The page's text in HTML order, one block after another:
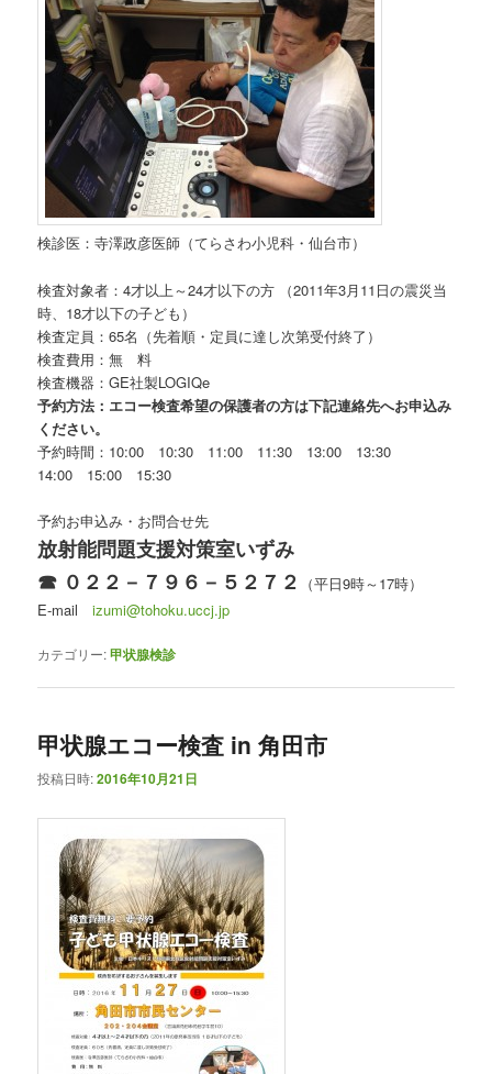
検診医：寺澤政彦医師（てらさわ小児科・仙台市）
検査対象者：4才以上～24才以下の方 （2011年3月11日の震災当
時、18才以下の子ども）
検査定員：65名（先着順・定員に達し次第受付終了）
検査費用：無 料
検査機器：GE社製LOGIQe
予約方法：エコー検査希望の保護者の方は下記連絡先へお申込み
ください。
予約時間：10:00 10:30 11:00 11:30 13:00 13:30
14:00 15:00 15:30
予約お申込み・お問合せ先
放射能問題支援対策室いずみ
☎ ０２２－７９６－５２７２ （平日9時～17時）
E-mailizumi@tohoku.uccj.jp
カテゴリー:甲状腺検診
甲状腺エコー検査 in 角田市
投稿日時:2016年10月21日